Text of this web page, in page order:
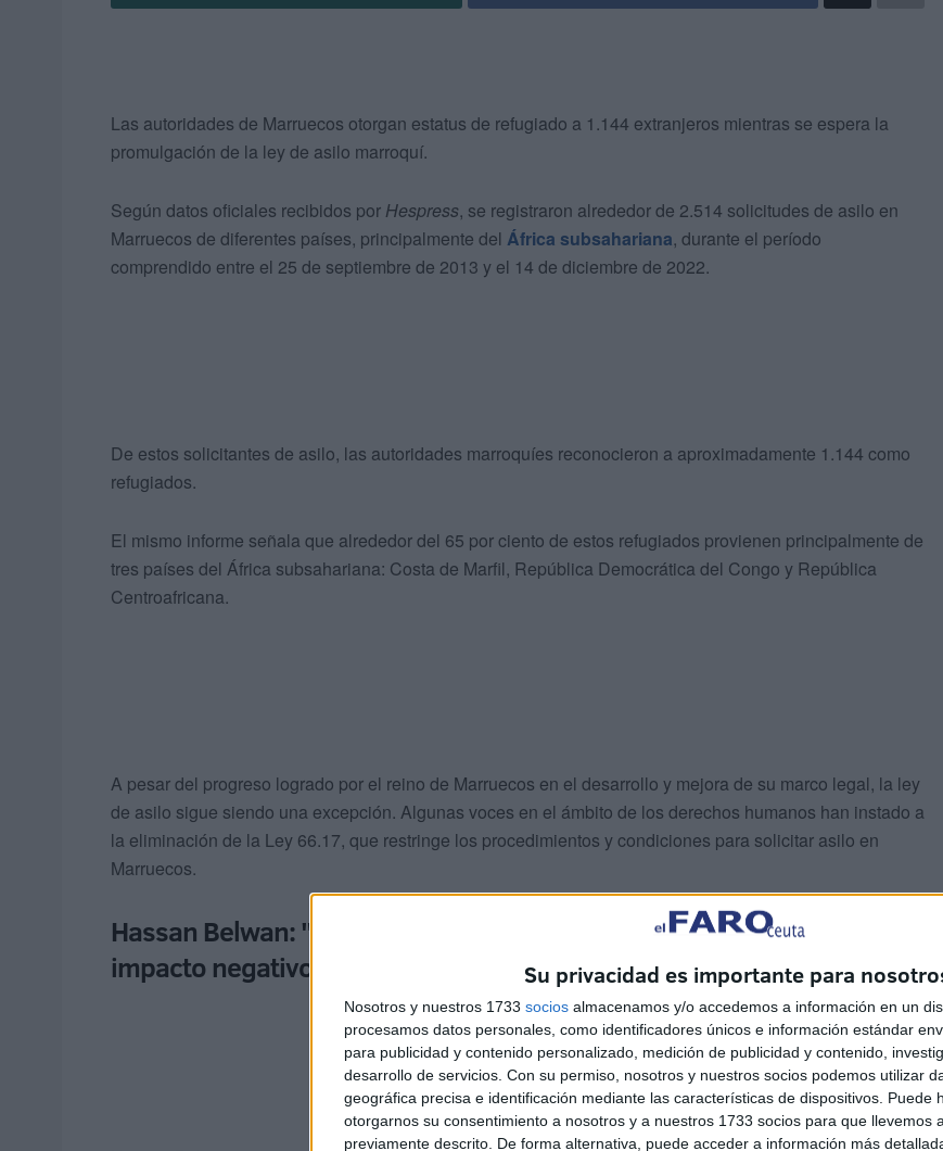
Su privacidad es importante para
Nosotros y nuestros 1733 socios almacenamos y/o accedemos a información en un
procesamos datos personales, como identificadores únicos e información estándar
para publicidad y contenido personalizado, medición de publicidad y contenido,
desarrollo de servicios. Con su permiso, nosotros y nuestros socios podemos utilizar
geográfica precisa e identificación mediante las características de dispositivos. Puede
otorgarnos su consentimiento a nosotros y a nuestros 1733 socios para que llevemos
previamente descrito. De forma alternativa, puede acceder a información más
Las autoridades de Marruecos otorgan estatus de refugiado a 1.144 extranjeros mientras se espera la
promulgación de la ley de asilo marroquí.
Según datos oficiales recibidos por Hespress, se registraron alrededor de 2.514 solicitudes de asilo en
Marruecos de diferentes países, principalmente del África subsahariana, durante el período
comprendido entre el 25 de septiembre de 2013 y el 14 de diciembre de 2022.
De estos solicitantes de asilo, las autoridades marroquíes reconocieron a aproximadamente 1.144 como
refugiados.
El mismo informe señala que alrededor del 65 por ciento de estos refugiados provienen principalmente de
tres países del África subsahariana: Costa de Marfil, República Democrática del Congo y República
Centroafricana.
A pesar del progreso logrado por el reino de Marruecos en el desarrollo y mejora de su marco legal, la ley
de asilo sigue siendo una excepción. Algunas voces en el ámbito de los derechos humanos han instado a
la eliminación de la Ley 66.17, que restringe los procedimientos y condiciones para solicitar asilo en
Marruecos.
Hassan Belwan: "La no promulgación de la ley de asilo tiene un
impacto negativo"